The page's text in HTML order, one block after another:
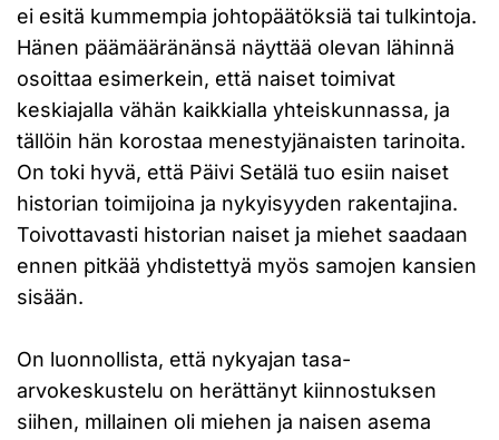
ei esitä kummempia johtopäätöksiä tai tulkintoja.
Hänen päämääränänsä näyttää olevan lähinnä
osoittaa esimerkein, että naiset toimivat
keskiajalla vähän kaikkialla yhteiskunnassa, ja
tällöin hän korostaa menestyjänaisten tarinoita.
On toki hyvä, että Päivi Setälä tuo esiin naiset
historian toimijoina ja nykyisyyden rakentajina.
Toivottavasti historian naiset ja miehet saadaan
ennen pitkää yhdistettyä myös samojen kansien
sisään.
On luonnollista, että nykyajan tasa-
arvokeskustelu on herättänyt kiinnostuksen
siihen, millainen oli miehen ja naisen asema